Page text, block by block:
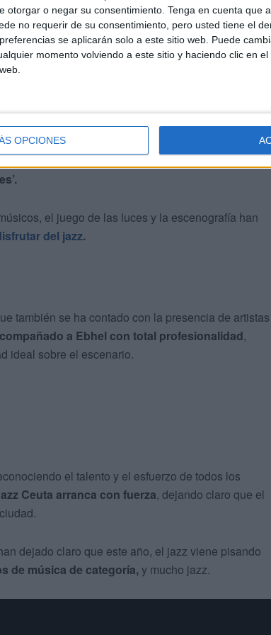
otorgar o negar su consentimiento. Tenga en cuenta que
no requerir de su consentimiento, pero usted tiene el
se aplicarán solo a este sitio web. Puede
momento volviendo a este sitio y haciendo clic en
OPCIONESpalabras al público: “La vida me ha regalado
y a todos ellos”, ha expresado con emoción
el juego de las luces y la escenografía han
del jazz.
también se ha contado con la presencia de artistas
a Ebhel con total profesionalidad,
ideal sobre el escenario.
el talento y el esfuerzo de todos los
Ceuta arranca con fuerza, dejando claro que el
dejado claro que este año, el jazz viene pisando
de música de categoría, y mucho jazz.